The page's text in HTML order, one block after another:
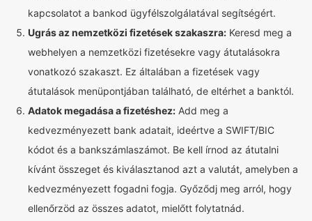
kapcsolatot a bankod ügyfélszolgálatával segítségért.
Ugrás az nemzetközi fizetések szakaszra: Keresd meg a
webhelyen a nemzetközi fizetésekre vagy átutalásokra
vonatkozó szakaszt. Ez általában a fizetések vagy
átutalások menüpontjában található, de eltérhet a banktól.
Adatok megadása a fizetéshez: Add meg a
kedvezményezett bank adatait, ideértve a SWIFT/BIC
kódot és a bankszámlaszámot. Be kell írnod az átutalni
kívánt összeget és kiválasztanod azt a valutát, amelyben a
kedvezményezett fogadni fogja. Győződj meg arról, hogy
ellenőrzöd az összes adatot, mielőtt folytatnád.